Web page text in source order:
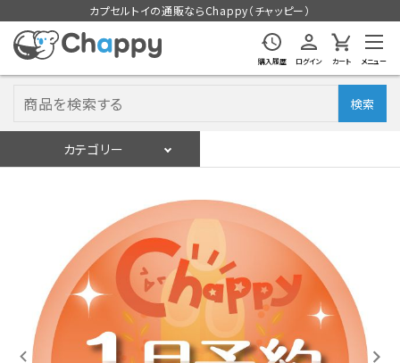
カプセルトイの通販ならChappy（チャッピー）
購入履歴 ログイン カート メニュー
検索
カテゴリー
入荷スケジュールをチェック
カプセルトイマシン本体
カプセルトイ